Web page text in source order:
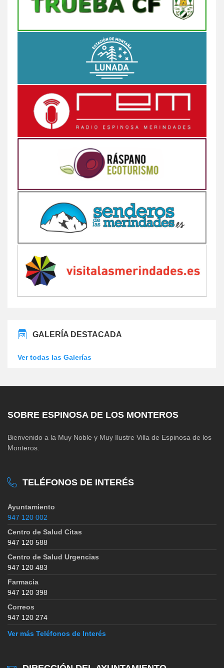
GALERÍA DESTACADA
Ver todas las Galerías
SOBRE ESPINOSA DE LOS MONTEROS
Bienvenido a la Muy Noble y Muy Ilustre Villa de Espinosa de los
Monteros.
TELÉFONOS DE INTERÉS
Ayuntamiento
947 120 002
Centro de Salud Citas
947 120 588
Centro de Salud Urgencias
947 120 483
Farmacia
947 120 398
Correos
947 120 274
Ver más Teléfonos de Interés